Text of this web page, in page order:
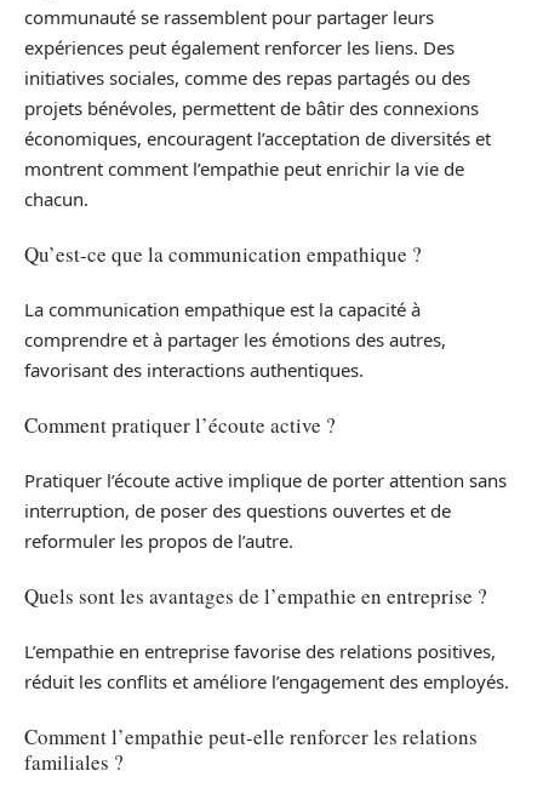
communauté se rassemblent pour partager leurs
expériences peut également renforcer les liens. Des
initiatives sociales, comme des repas partagés ou des
projets bénévoles, permettent de bâtir des connexions
économiques, encouragent l’acceptation de diversités et
montrent comment l’empathie peut enrichir la vie de
chacun.
Qu’est-ce que la communication empathique ?
La communication empathique est la capacité à
comprendre et à partager les émotions des autres,
favorisant des interactions authentiques.
Comment pratiquer l’écoute active ?
Pratiquer l’écoute active implique de porter attention sans
interruption, de poser des questions ouvertes et de
reformuler les propos de l’autre.
Quels sont les avantages de l’empathie en entreprise ?
L’empathie en entreprise favorise des relations positives,
réduit les conflits et améliore l’engagement des employés.
Comment l’empathie peut-elle renforcer les relations
familiales ?